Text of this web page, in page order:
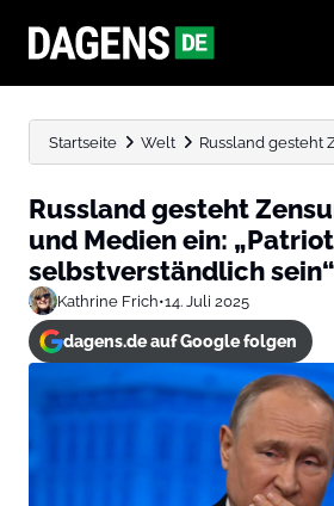
Startseite Welt Russland gesteht
Russland gesteht
und Medien ein:
selbstverständlich sein“
Kathrine Frich•14. Juli 2025
dagens.de auf Google folgen